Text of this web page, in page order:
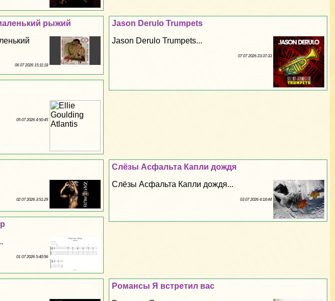
Jason Derulo Trumpets
Jason Derulo Trumpets...
07 07 2026 23:37:33
рыжий
06 07 2026 15:11:18
05 07 2026 4:50:45
Слёзы Асфальта Капли дождя
Слёзы Асфальта Капли дождя...
03 07 2026 4:18:44
02 07 2026 3:51:29
01 07 2026 5:40:56
Романсы Я встретил вас